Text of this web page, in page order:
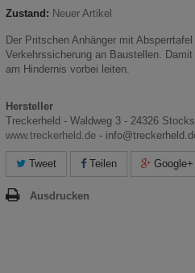
Zustand: Neuer Artikel
Der Pritschen Anhänger mit
Verkehrssicherung an Baustellen.
am Hindernis vorbei leiten.
Hersteller
Treckerheld - Waldweg 3 - 24326
www.treckerheld.de -
Tweet Teilen Google+
Ausdrucken